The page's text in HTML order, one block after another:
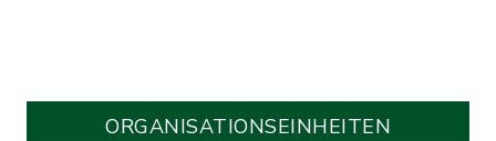
ORGANISATIONS­EINHEITEN